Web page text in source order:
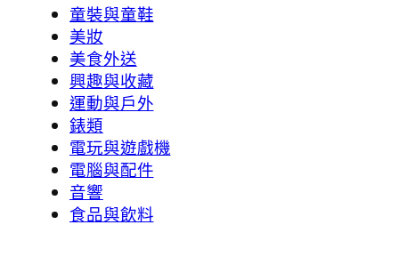
童裝與童鞋
美妝
美食外送
興趣與收藏
運動與戶外
錶類
電玩與遊戲機
電腦與配件
音響
食品與飲料